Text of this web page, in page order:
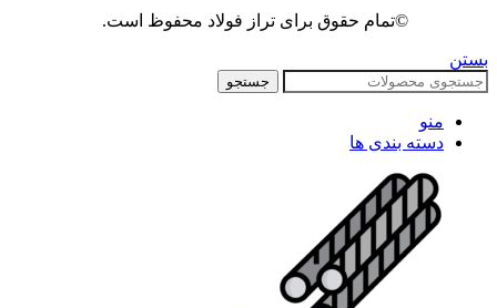
©تمام حقوق برای تراز فولاد محفوظ است.
بستن
جستجو
منو
دسته بندی ها